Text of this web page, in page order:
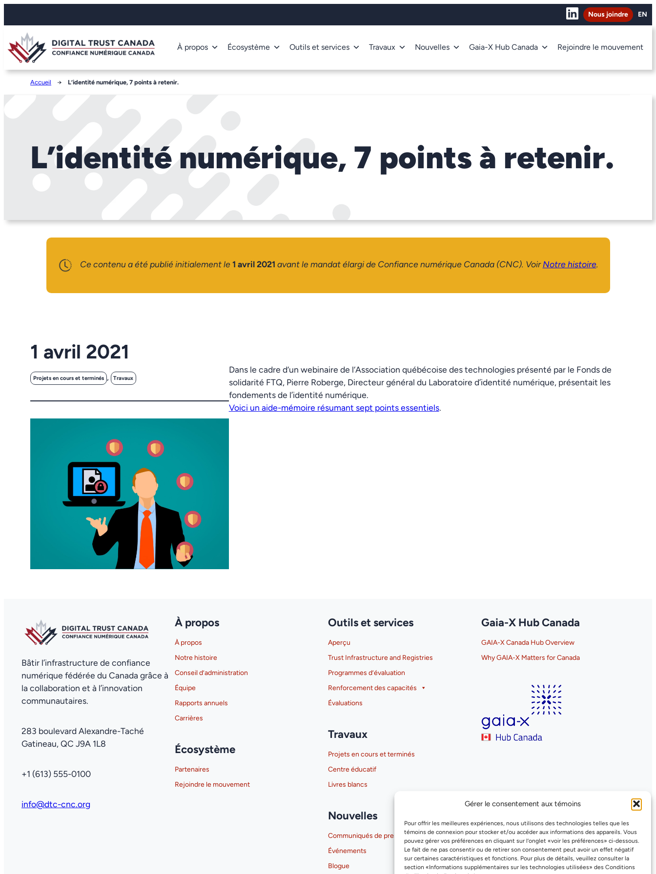
Gérer le consentement aux témoins
Pour offrir les meilleures expériences, nous utilisons des technologies telles que les
témoins de connexion pour stocker et/ou accéder aux informations des appareils. Vous
pouvez gérer vos préférences en cliquant sur l’onglet «voir les préférences» ci-dessous.
Le fait de ne pas consentir ou de retirer son consentement peut avoir un effet négatif
sur certaines caractéristiques et fonctions. Pour plus de détails, veuillez consulter la
section «Informations supplémentaires sur les technologies utilisées» des Conditions
Nous joindre EN
À propos Écosystème Outils et services Travaux Nouvelles Gaia-X Hub Canada Rejoindre le mouvement
Accueil → L’identité numérique, 7 points à retenir.
L’identité numérique, 7 points à retenir.
Ce contenu a été publié initialement le1 avril 2021 avant le mandat élargi de Confiance numérique Canada (CNC). VoirNotre histoire.
1 avril 2021
Projets en cours et terminés , Travaux
Dans le cadre d‘un webinaire de l‘Association québécoise des technologies présenté par le Fonds de
solidarité FTQ, Pierre Roberge, Directeur général du Laboratoire d’identité numérique, présentait les
fondements de l’identité numérique.
Voici un aide-mémoire résumant sept points essentiels.
Bâtir l’infrastructure de confiance
numérique fédérée du Canada grâce à
la collaboration et à l’innovation
communautaires.
283 boulevard Alexandre-Taché
Gatineau, QC J9A 1L8
+1 (613) 555-0100
info@dtc-cnc.org
À propos
À propos
Notre histoire
Conseil d’administration
Équipe
Rapports annuels
Carrières
Écosystème
Partenaires
Rejoindre le mouvement
Outils et services
Aperçu
Trust Infrastructure and Registries
Programmes d’évaluation
Renforcement des capacités
Évaluations
Travaux
Projets en cours et terminés
Centre éducatif
Livres blancs
Nouvelles
Communiqués de presse
Événements
Blogue
Gaia-X Hub Canada
GAIA-X Canada Hub Overview
Why GAIA-X Matters for Canada